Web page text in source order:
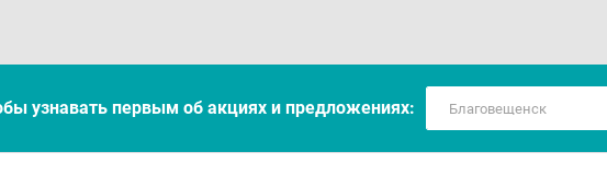
узнавать первым об акцияx и предложениях: